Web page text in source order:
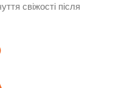
свіжості після